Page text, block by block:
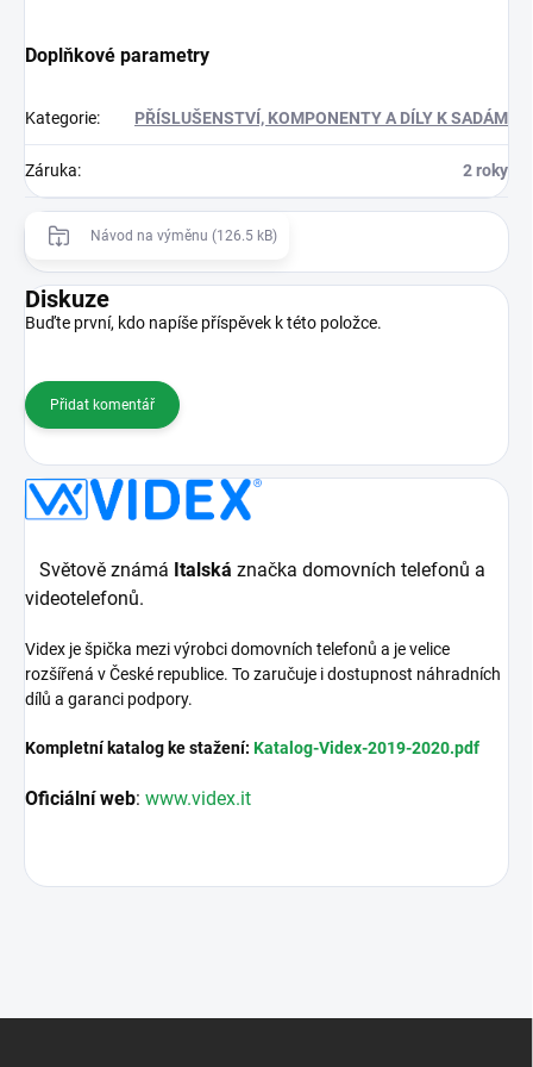
Doplňkové parametry
Kategorie: PŘÍSLUŠENSTVÍ, KOMPONENTY A DÍLY K SADÁM
Záruka: 2 roky
Návod na výměnu (126.5 kB)
Diskuze
Buďte první, kdo napíše příspěvek k této položce.
Přidat komentář
Světově známá Italská značka domovních telefonů a
videotelefonů.
Videx je špička mezi výrobci domovních telefonů a je velice
rozšířená v České republice. To zaručuje i dostupnost náhradních
dílů a garanci podpory.
Kompletní katalog ke stažení: Katalog-Videx-2019-2020.pdf
Oficiální web: www.videx.it